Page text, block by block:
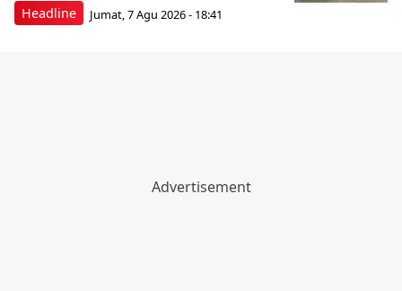
Headline Jumat, 7 Agu 2026 - 18:41